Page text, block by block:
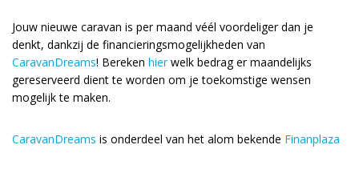
Jouw nieuwe caravan is per maand véél voordeliger dan je
denkt, dankzij de financieringsmogelijkheden van
CaravanDreams! Bereken hierwelk bedrag er maandelijks
gereserveerd dient te worden om je toekomstige wensen
mogelijk te maken.
CaravanDreams is onderdeel van het alom bekende Finanplaza